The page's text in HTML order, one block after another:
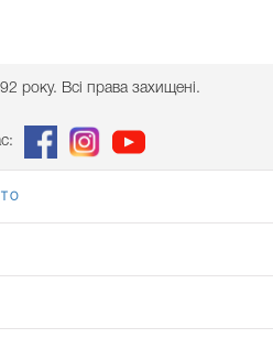
року. Всі права захищені.
ТО